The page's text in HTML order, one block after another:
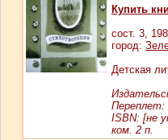
Купить
сост. 3,
город:
Детская
Переплет:
ISBN: [не
ком. 2 п.